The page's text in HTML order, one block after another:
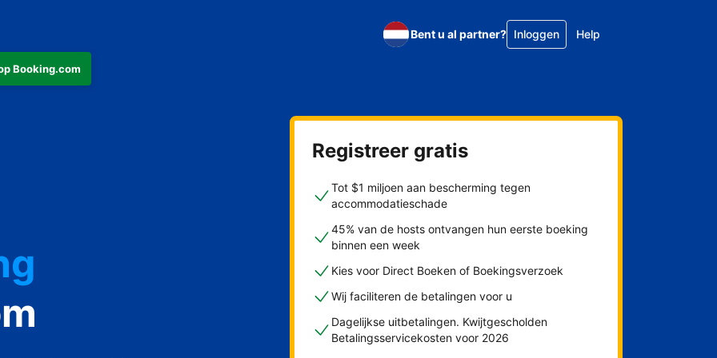
Booking.com
Bent u al partner? Inloggen Help
Registreer gratis
Tot $1 miljoen aan bescherming tegen
accommodatieschade
45% van de hosts ontvangen hun eerste boeking
binnen een week
Kies voor Direct Boeken of Boekingsverzoek
Wij faciliteren de betalingen voor u
Dagelijkse uitbetalingen. Kwijtgescholden
Betalingsservicekosten voor 2026